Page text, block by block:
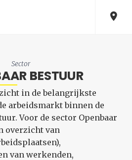
Sector
BESTUUR
in de belangrijkste
arbeidsmarkt binnen de
Voor de sector Openbaar
overzicht van
van werkenden,